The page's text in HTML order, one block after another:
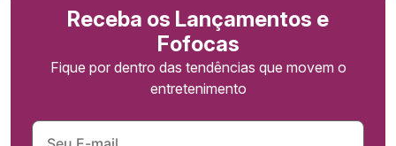
Receba os Lançamentos e
Fofocas
Fique por dentro das tendências que movem o
entretenimento